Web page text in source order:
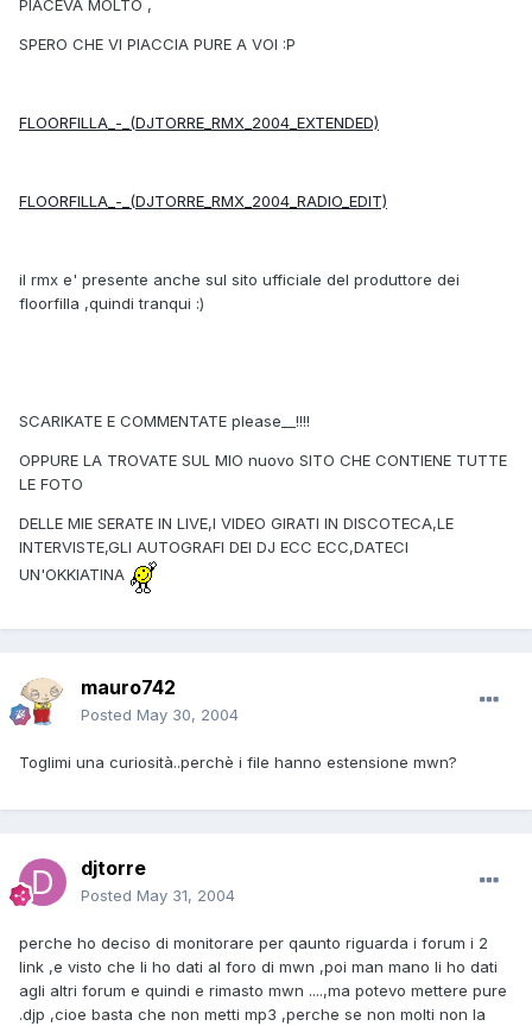
PIACEVA MOLTO ,
SPERO CHE VI PIACCIA PURE A VOI :P
FLOORFILLA_-_(DJTORRE_RMX_2004_EXTENDED)
FLOORFILLA_-_(DJTORRE_RMX_2004_RADIO_EDIT)
il rmx e' presente anche sul sito ufficiale del produttore dei
floorfilla ,quindi tranqui :)
SCARIKATE E COMMENTATE please__!!!!
OPPURE LA TROVATE SUL MIO nuovo SITO CHE CONTIENE TUTTE
LE FOTO
DELLE MIE SERATE IN LIVE,I VIDEO GIRATI IN DISCOTECA,LE
INTERVISTE,GLI AUTOGRAFI DEI DJ ECC ECC,DATECI
UN'OKKIATINA
mauro742
Posted May 30, 2004
Toglimi una curiosità..perchè i file hanno estensione mwn?
djtorre
Posted May 31, 2004
perche ho deciso di monitorare per qaunto riguarda i forum i 2
link ,e visto che li ho dati al foro di mwn ,poi man mano li ho dati
agli altri forum e quindi e rimasto mwn ....,ma potevo mettere pure
.djp ,cioe basta che non metti mp3 ,perche se non molti non la